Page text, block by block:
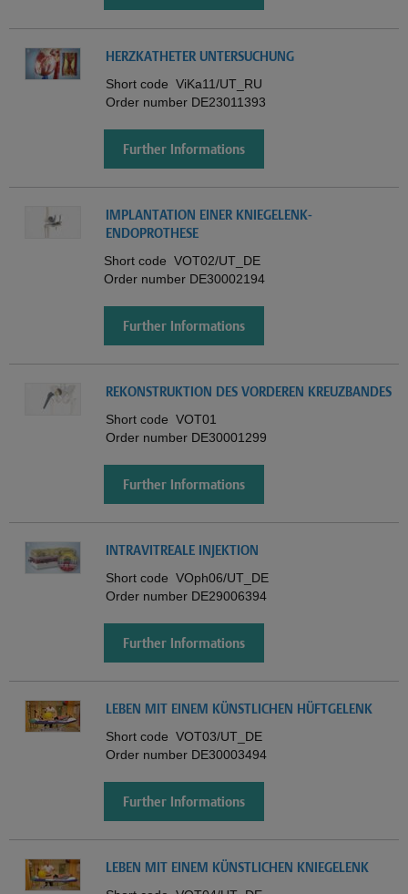
HERZKATHETER UNTERSUCHUNG
Short code ViKa11/UT_RU
Order number DE23011393
Further Informations
IMPLANTATION EINER KNIEGELENK-
ENDOPROTHESE
Short code VOT02/UT_DE
Order number DE30002194
Further Informations
REKONSTRUKTION DES VORDEREN KREUZBANDES
Short code VOT01
Order number DE30001299
Further Informations
INTRAVITREALE INJEKTION
Short code VOph06/UT_DE
Order number DE29006394
Further Informations
LEBEN MIT EINEM KÜNSTLICHEN HÜFTGELENK
Short code VOT03/UT_DE
Order number DE30003494
Further Informations
LEBEN MIT EINEM KÜNSTLICHEN KNIEGELENK